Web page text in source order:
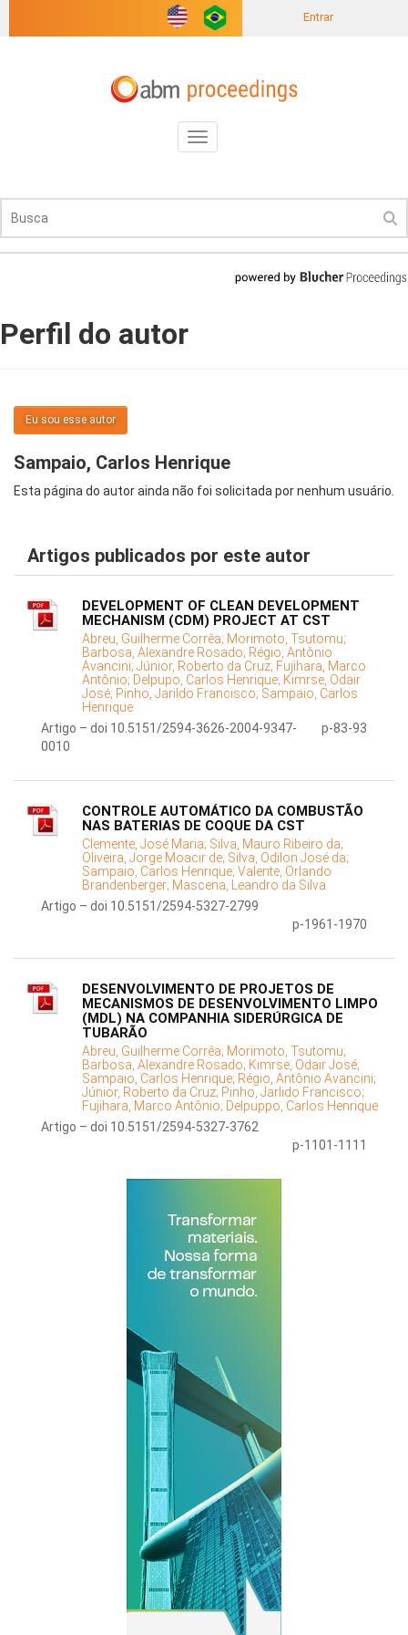
Entrar
Toggle
navigation
Perfil do autor
Eu sou esse autor
Sampaio, Carlos Henrique
Esta página do autor ainda não foi solicitada por nenhum usuário.
Artigos publicados por este autor
DEVELOPMENT OF CLEAN DEVELOPMENT
MECHANISM (CDM) PROJECT AT CST
Abreu, Guilherme Corrêa; Morimoto, Tsutomu;
Barbosa, Alexandre Rosado; Régio, Antônio
Avancini; Júnior, Roberto da Cruz; Fujihara, Marco
Antônio; Delpupo, Carlos Henrique; Kimrse, Odair
José; Pinho, Jarildo Francisco; Sampaio, Carlos
Henrique
Artigo – doi 10.5151/2594-3626-2004-9347-
0010
p-83-93
CONTROLE AUTOMÁTICO DA COMBUSTÃO
NAS BATERIAS DE COQUE DA CST
Clemente, José Maria; Silva, Mauro Ribeiro da;
Oliveira, Jorge Moacir de; Silva, Odilon José da;
Sampaio, Carlos Henrique; Valente, Orlando
Brandenberger; Mascena, Leandro da Silva
Artigo – doi 10.5151/2594-5327-2799
p-1961-1970
DESENVOLVIMENTO DE PROJETOS DE
MECANISMOS DE DESENVOLVIMENTO LIMPO
(MDL) NA COMPANHIA SIDERÚRGICA DE
TUBARÃO
Abreu, Guilherme Corrêa; Morimoto, Tsutomu;
Barbosa, Alexandre Rosado; Kimrse, Odair José;
Sampaio, Carlos Henrique; Régio, Antônio Avancini;
Júnior, Roberto da Cruz; Pinho, Jarlido Francisco;
Fujihara, Marco Antônio; Delpuppo, Carlos Henrique
Artigo – doi 10.5151/2594-5327-3762
p-1101-1111